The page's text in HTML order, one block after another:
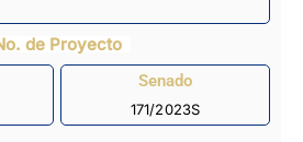
de Proyecto
Senado
171/2023S